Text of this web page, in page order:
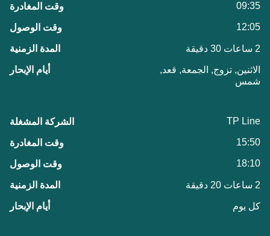
09:35
12:05
2 ساعات 30 دقيقة
الاثنين, تزوج, الجمعة, قعد,
شمس
TP Line
15:50
18:10
2 ساعات 20 دقيقة
كل يوم